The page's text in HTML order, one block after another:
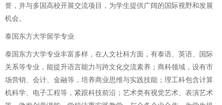
誉，并与多国高校开展交流项目，为学生提供广阔的国际视野和发展
机会。
泰国东方大学留学专业
泰国东方大学专业丰富多样，在人文社科方面，有泰语、英语、国际
关系等专业，能提升语言能力与跨文化交流素养；商科领域，设有市
场营销、会计、金融等，培养商业思维与实践技能；理工科包含计算
机科学、电子工程等，紧跟科技前沿；艺术类有视觉艺术、表演艺术